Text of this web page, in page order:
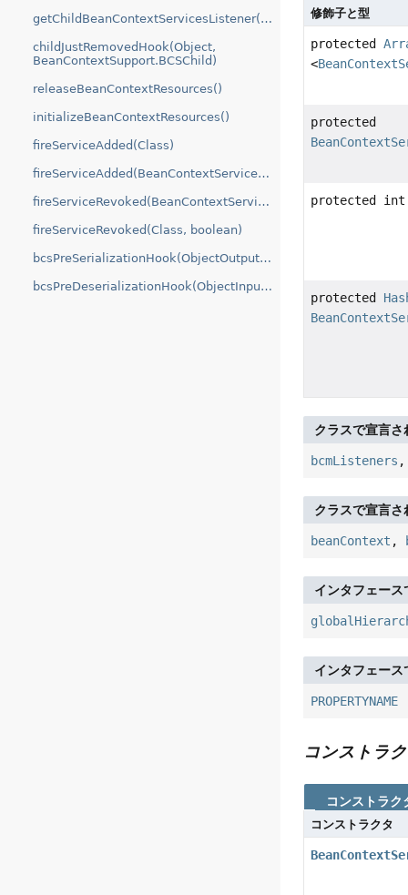
getChildBeanContextServicesListener(Object)
childJustRemovedHook(Object,
BeanContextSupport.BCSChild)
releaseBeanContextResources()
initializeBeanContextResources()
fireServiceAdded(Class)
fireServiceAdded(BeanContextServiceAvailableEvent)
fireServiceRevoked(BeanContextServiceRevokedEvent)
fireServiceRevoked(Class, boolean)
bcsPreSerializationHook(ObjectOutputStream)
bcsPreDeserializationHook(ObjectInputStream)
修飾子と型
protected
<
protected
protected int
protected
クラスで宣言
bcmListeners
クラスで宣言
beanContext ,
インタフェー
インタフェー
PROPERTYNAME
コンストラ
コンストラク
コンストラクタ